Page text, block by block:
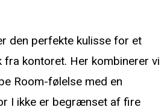
den perfekte kulisse for et
kontoret. Her kombinerer vi
Room-følelse med en
I ikke er begrænset af fire